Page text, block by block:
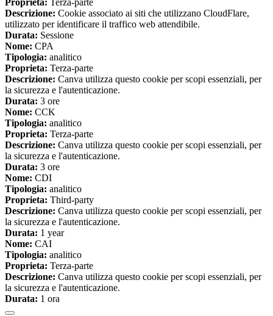
Proprieta: Terza-parte
Descrizione: Cookie associato ai siti che utilizzano CloudFlare,
utilizzato per identificare il traffico web attendibile.
Durata: Sessione
Nome: CPA
Tipologia: analitico
Proprieta: Terza-parte
Descrizione: Canva utilizza questo cookie per scopi essenziali, per
la sicurezza e l'autenticazione.
Durata: 3 ore
Nome: CCK
Tipologia: analitico
Proprieta: Terza-parte
Descrizione: Canva utilizza questo cookie per scopi essenziali, per
la sicurezza e l'autenticazione.
Durata: 3 ore
Nome: CDI
Tipologia: analitico
Proprieta: Third-party
Descrizione: Canva utilizza questo cookie per scopi essenziali, per
la sicurezza e l'autenticazione.
Durata: 1 year
Nome: CAI
Tipologia: analitico
Proprieta: Terza-parte
Descrizione: Canva utilizza questo cookie per scopi essenziali, per
la sicurezza e l'autenticazione.
Durata: 1 ora